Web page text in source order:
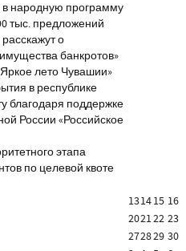
народную программу
тыс. предложений
о
банкротов»
лето Чувашии»
в республике
благодаря поддержке
России «Российское
этапа
по целевой квоте
131415 16
202122 23
272829 30